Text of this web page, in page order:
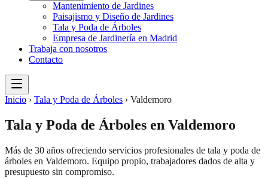
Mantenimiento de Jardines
Paisajismo y Diseño de Jardines
Tala y Poda de Árboles
Empresa de Jardinería en Madrid
Trabaja con nosotros
Contacto
Inicio › Tala y Poda de Árboles › Valdemoro
Tala y Poda de Árboles en Valdemoro
Más de 30 años ofreciendo servicios profesionales de tala y poda de
árboles en Valdemoro. Equipo propio, trabajadores dados de alta y
presupuesto sin compromiso.